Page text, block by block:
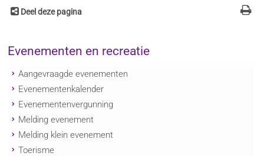
Deel deze pagina
Evenementen en recreatie
Aangevraagde evenementen
Evenementenkalender
Evenementenvergunning
Melding evenement
Melding klein evenement
Toerisme